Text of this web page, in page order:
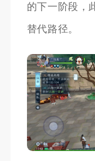
的下一阶段，
替代路径。